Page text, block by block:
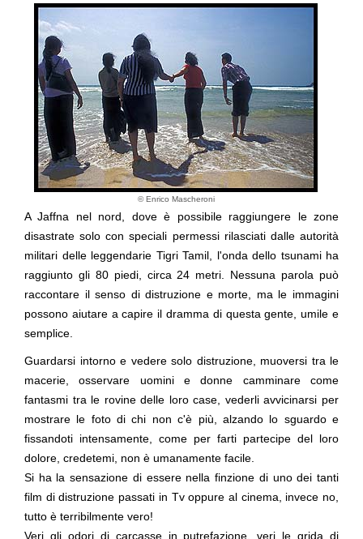
© Enrico Mascheroni
AJaffna nel nord, dove è possibile raggiungere le zone
disastrate solo con speciali permessi rilasciati dalle autorità
militari delle leggendarie Tigri Tamil, l'onda dello tsunami ha
raggiunto gli 80 piedi, circa 24 metri . Nessuna parola può
raccontare il senso didistruzione e morte , ma le immagini
possono aiutare a capire il dramma di questa gente, umile e
semplice.
Guardarsi intorno e vedere solo distruzione, muoversi tra le
macerie, osservare uomini e donne camminare come
fantasmi tra le rovine delle loro case, vederli avvicinarsi per
mostrare le foto di chi non c'è più, alzando lo sguardo e
fissandoti intensamente, come per farti partecipe del loro
dolore , credetemi, non è umanamente facile.
Si ha la sensazione di essere nella finzione di uno dei tanti
film di distruzione passati in Tv oppure al cinema, invece no,
tutto è terribilmente vero!
Veri gli odoridi carcasse in putrefazione, veri legrida di